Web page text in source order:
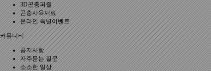
3D곤충퍼즐
곤충사육재료
온라인 특별이벤트
커뮤니티
공지사항
자주묻는 질문
소소한 일상